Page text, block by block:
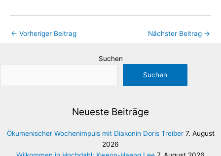
← Vorheriger Beitrag Nächster Beitrag →
Suchen
Suchen
Neueste Beiträge
Ökumenischer Wochenimpuls mit Diakonin Doris Treiber 7. August
2026